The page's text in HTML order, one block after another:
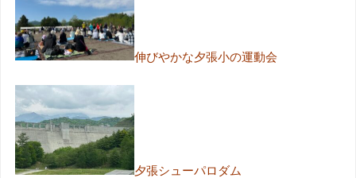
伸びやかな夕張小の運動会
夕張シューパロダム